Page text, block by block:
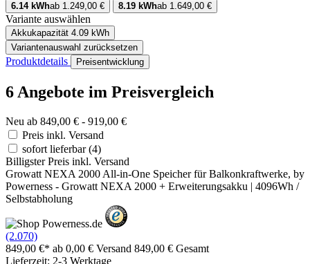
6.14 kWhab 1.249,00 € 8.19 kWhab 1.649,00 €
Variante auswählen
Akkukapazität 4.09 kWh
Variantenauswahl zurücksetzen
Produktdetails Preisentwicklung
6 Angebote im Preisvergleich
Neu ab 849,00 € - 919,00 €
Preis inkl. Versand
sofort lieferbar(4)
Billigster Preis inkl. Versand
Growatt NEXA 2000 All-in-One Speicher für Balkonkraftwerke, by
Powerness - Growatt NEXA 2000 + Erweiterungsakku | 4096Wh /
Selbstabholung
(2.070)
849,00 €* ab 0,00 € Versand 849,00 € Gesamt
Lieferzeit: 2-3 Werktage